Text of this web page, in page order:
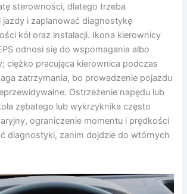
sterowności, dlatego trzeba
i zaplanować diagnostykę
kół oraz instalacji. Ikona kierownicy
odnosi się do wspomagania albo
ciężko pracująca kierownica podczas
zatrzymania, bo prowadzenie pojazdu
Ostrzeżenie napędu lub
zębatego lub wykrzyknika często
ograniczenie momentu i prędkości
diagnostyki, zanim dojdzie do wtórnych